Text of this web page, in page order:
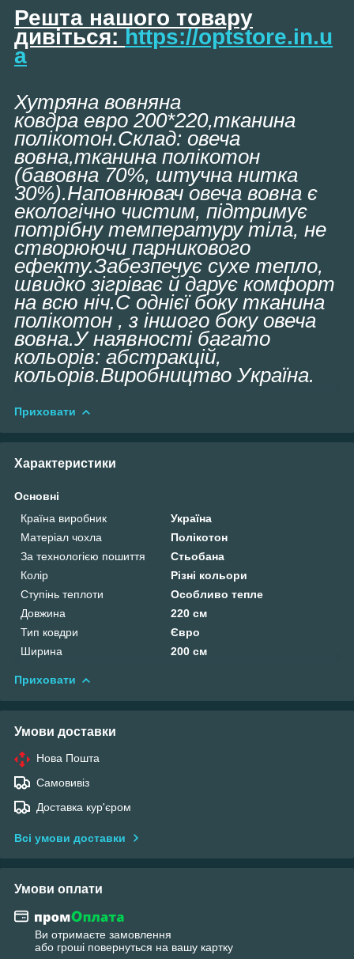
Решта нашого товару
дивіться:https://optstore.in.u
a
Хутряна вовняна
ковдра евро 200*220,тканина
полікотон.Склад: овеча
вовна,тканина полікотон
(бавовна 70%, штучна нитка
30%).Наповнювач овеча вовна є
екологічно чистим, підтримує
потрібну температуру тіла, не
створюючи парникового
ефекту.Забезпечує сухе тепло,
швидко зігріває й дарує комфорт
на всю ніч.С однієї боку тканина
полікотон , з іншого боку овеча
вовна.У наявності багато
кольорів: абстракцій,
кольорів.Виробництво Україна.
Приховати
Характеристики
Основні
Країна виробник
Україна
Матеріал чохла
Полікотон
За технологією пошиття
Стьобана
Колір
Різні кольори
Ступінь теплоти
Особливо тепле
Довжина
220 см
Тип ковдри
Євро
Ширина
200 см
Приховати
Умови доставки
Нова Пошта
Самовивіз
Доставка кур'єром
Всі умови доставки
Умови оплати
Ви отримаєте замовлення
або гроші повернуться на вашу картку